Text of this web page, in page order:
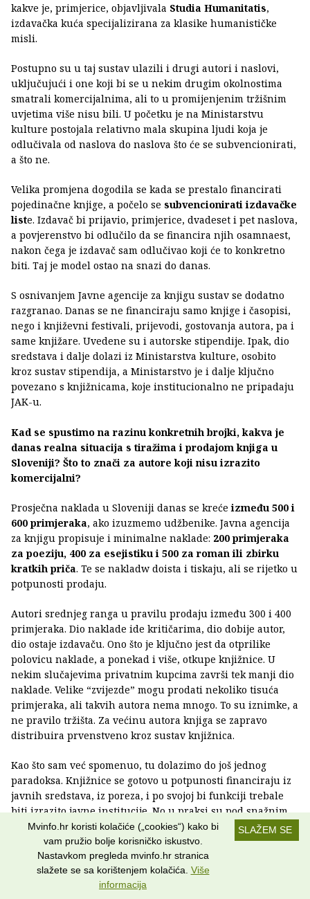
kakve je, primjerice, objavljivala Studia Humanitatis,
izdavačka kuća specijalizirana za klasike humanističke
misli.
Postupno su u taj sustav ulazili i drugi autori i naslovi,
uključujući i one koji bi se u nekim drugim okolnostima
smatrali komercijalnima, ali to u promijenjenim tržišnim
uvjetima više nisu bili. U početku je na Ministarstvu
kulture postojala relativno mala skupina ljudi koja je
odlučivala od naslova do naslova što će se subvencionirati,
a što ne.
Velika promjena dogodila se kada se prestalo financirati
pojedinačne knjige, a počelo se subvencionirati izdavačke
liste. Izdavač bi prijavio, primjerice, dvadeset i pet naslova,
a povjerenstvo bi odlučilo da se financira njih osamnaest,
nakon čega je izdavač sam odlučivao koji će to konkretno
biti. Taj je model ostao na snazi do danas.
S osnivanjem Javne agencije za knjigu sustav se dodatno
razgranao. Danas se ne financiraju samo knjige i časopisi,
nego i književni festivali, prijevodi, gostovanja autora, pa i
same knjižare. Uvedene su i autorske stipendije. Ipak, dio
sredstava i dalje dolazi iz Ministarstva kulture, osobito
kroz sustav stipendija, a Ministarstvo je i dalje ključno
povezano s knjižnicama, koje institucionalno ne pripadaju
JAK-u.
​Kad se spustimo na razinu konkretnih brojki, kakva je
danas realna situacija s tiražima i prodajom knjiga u
Sloveniji? Što to znači za autore koji nisu izrazito
komercijalni?
Prosječna naklada u Sloveniji danas se krećeizmeđu 500 i
600 primjeraka, ako izuzmemo udžbenike. Javna agencija
za knjigu propisuje i minimalne naklade: 200 primjeraka
za poeziju, 400 za esejistiku i 500 za roman ili zbirku
kratkih priča. Te se nakladw doista i tiskaju, ali se rijetko u
potpunosti prodaju.
Autori srednjeg ranga u pravilu prodaju između 300 i 400
primjeraka. Dio naklade ide kritičarima, dio dobije autor,
dio ostaje izdavaču. Ono što je ključno jest da otprilike
polovicu naklade, a ponekad i više, otkupe knjižnice. U
nekim slučajevima privatnim kupcima završi tek manji dio
naklade. Velike “zvijezde” mogu prodati nekoliko tisuća
primjeraka, ali takvih autora nema mnogo. To su iznimke, a
ne pravilo tržišta. Za većinu autora knjiga se zapravo
distribuira prvenstveno kroz sustav knjižnica.
Kao što sam već spomenuo, tu dolazimo do još jednog
paradoksa. Knjižnice se gotovo u potpunosti financiraju iz
javnih sredstava, iz poreza, i po svojoj bi funkciji trebale
biti izrazito javne institucije. No u praksi su pod snažnim
pritiskom da opravdaju svoj rad kroz broj posudbi. Zbog
toga često nabavljaju upravo one knjige koje se najviše
čitaju. Time knjižnice, htjele to ili ne, preuzimaju ulogu
snažnog tržišnog aktera. One ne samo da reflektiraju
čitateljski ukus, nego ga i oblikuju. Posljedično, sve veći dio
SLAŽEM SE
Mvinfo.hr koristi kolačiće („cookies“) kako bi
vam pružio bolje korisničko iskustvo.
Nastavkom pregleda mvinfo.hr stranica
slažete se sa korištenjem kolačića. Više
informacija